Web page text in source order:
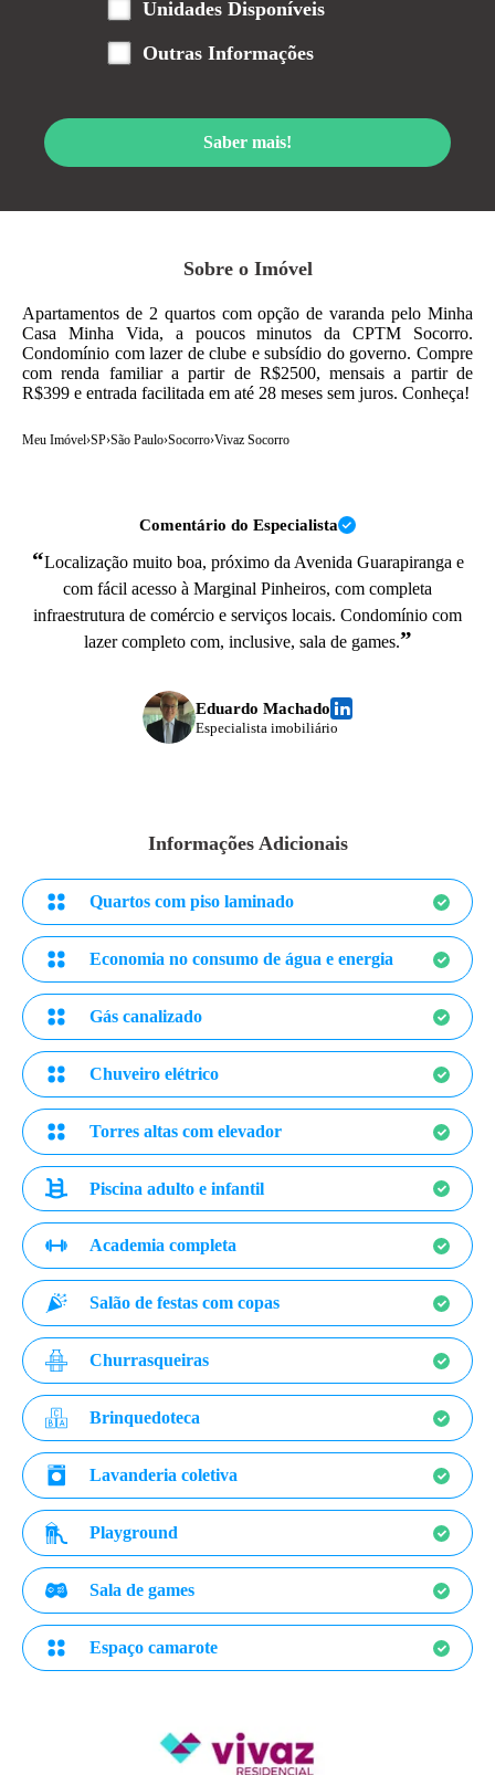
Sobre o Imóvel
Apartamentos de 2 quartos com opção de varanda pelo Minha
Casa Minha Vida, a poucos minutos da CPTM Socorro.
Condomínio com lazer de clube e subsídio do governo. Compre
com renda familiar a partir de R$2500, mensais a partir de
R$399 e entrada facilitada em até 28 meses sem juros. Conheça!
Meu Imóvel›SP›São Paulo›Socorro›Vivaz Socorro
Unidades Disponíveis
Outras Informações
Saber mais!
Comentário do Especialista
“Localização muito boa, próximo da Avenida Guarapiranga e
com fácil acesso à Marginal Pinheiros, com completa
infraestrutura de comércio e serviços locais. Condomínio com
lazer completo com, inclusive, sala de games.”
Eduardo Machado
Especialista imobiliário
Informações Adicionais
Quartos com piso laminado
Economia no consumo de água e energia
Gás canalizado
Chuveiro elétrico
Torres altas com elevador
Piscina adulto e infantil
Academia completa
Salão de festas com copas
Churrasqueiras
Brinquedoteca
Lavanderia coletiva
Playground
Sala de games
Espaço camarote